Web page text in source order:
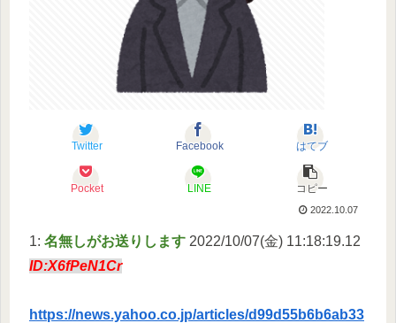
Twitter Facebook はてブ
Pocket LINE コピー
2022.10.07
1: 名無しがお送りします 2022/10/07(金) 11:18:19.12
ID:X6fPeN1Cr
https://news.yahoo.co.jp/articles/d99d55b6b6ab33